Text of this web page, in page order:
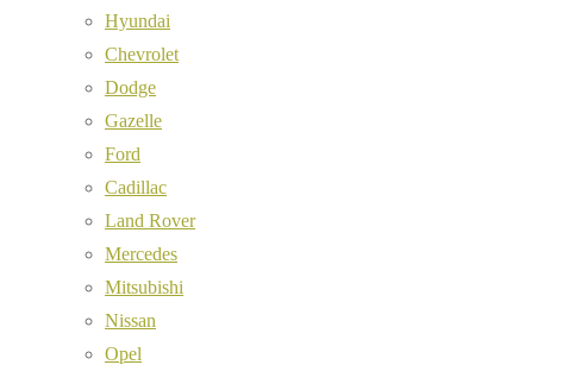
Hyundai
Chevrolet
Dodge
Gazelle
Ford
Cadillac
Land Rover
Mercedes
Mitsubishi
Nissan
Opel